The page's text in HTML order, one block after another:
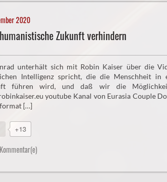
2020
Zukunft verhindern
unterhält sich mit Robin Kaiser über die
Intelligenz spricht, die die Menschheit in
führen wird, und daß wir die
youtube Kanal von Eurasia Couple
[…]
+13